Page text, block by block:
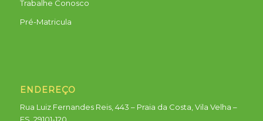
Trabalhe Conosco
Pré-Matricula
ENDEREÇO
Rua Luiz Fernandes Reis, 443 – Praia da Costa, Vila Velha –